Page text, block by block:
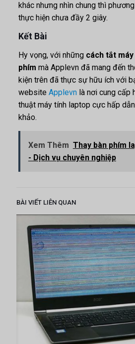
khác nhưng nhìn chung thì
thực hiện chưa đầy 2 giây.
Kết Bài
Hy vọng, với nhữngcách tắt máy
phím mà Applevn đã mang đến
kiện trên đã thực sự hữu ích với
website Applevnlà nơi cung cấp
thuật máy tính laptop cực hấp
khảo.
Xem Thêm Thay bàn phím
- Dịch vụ chuyên nghiệp
BÀI VIẾT LIÊN QUAN